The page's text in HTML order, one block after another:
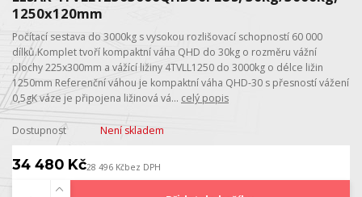
1250x120mm
Počítací sestava do 3000kg s vysokou rozlišovací schopností 60 000
dílků.Komplet tvoří kompaktní váha QHD do 30kg o rozměru vážní
plochy 225x300mm a vážící ližiny 4TVLL1250 do 3000kg o délce ližin
1250mm Referenční váhou je kompaktní váha QHD-30 s přesností vážení
0,5gK váze je připojena ližinová vá... celý popis
Dostupnost Není skladem
34 480 Kč28 496 Kčbez DPH